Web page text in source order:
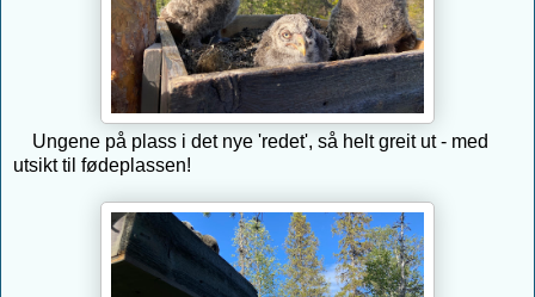
Ungene på plass i det nye 'redet', så helt greit ut - med
utsikt til fødeplassen!